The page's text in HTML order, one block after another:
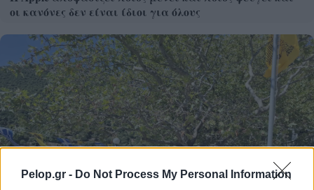
Pelop.gr - Do Not Process My Personal Information
οι κανόνες δεν είναι ίδιοι για όλους